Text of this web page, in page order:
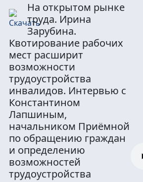
На открытом рынке
труда. Ирина
Зарубина.
Квотирование рабочих
мест расширит
возможности
трудоустройства
инвалидов. Интервью с
Константином
Лапшиным,
начальником Приёмной
по обращению граждан
и определению
возможностей
трудоустройства